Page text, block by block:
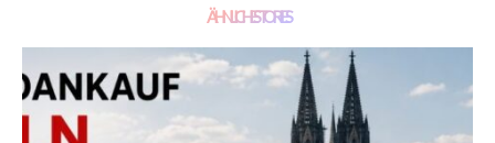
ÄHNLICHE STORIES